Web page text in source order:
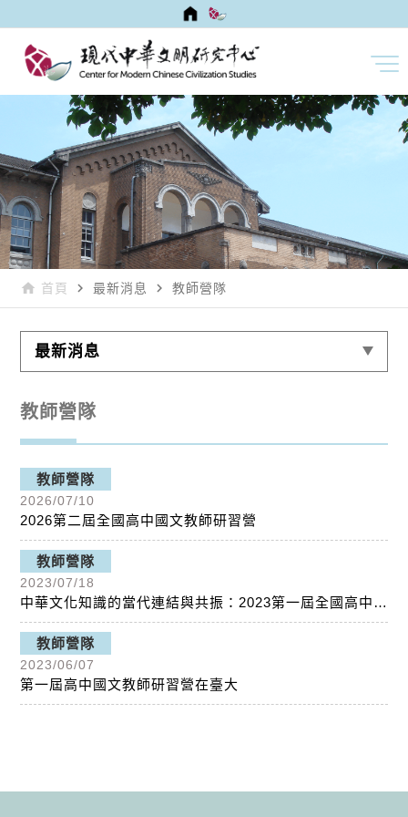
home 首頁 navigate_next 最新消息 navigate_next 教師營隊
最新消息
教師營隊
教師營隊
2026/07/10
2026第二屆全國高中國文教師研習營
教師營隊
2023/07/18
中華文化知識的當代連結與共振：2023第一屆全國高中國文教師研習營側記
教師營隊
2023/06/07
第一屆高中國文教師研習營在臺大